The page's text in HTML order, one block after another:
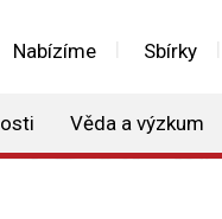
Nabízíme Sbírky
Věda a výzkum